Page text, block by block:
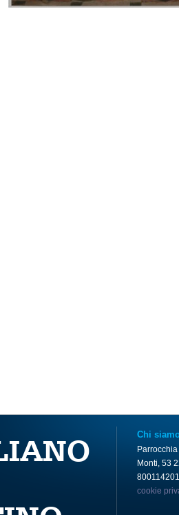
Chi
Monti, 53
cookie